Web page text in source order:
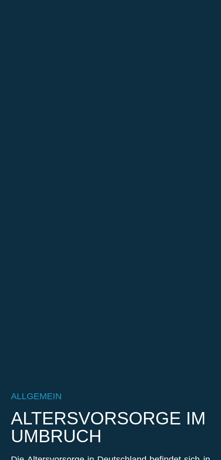
ALLGEMEIN
ALTERSVORSORGE IM
UMBRUCH